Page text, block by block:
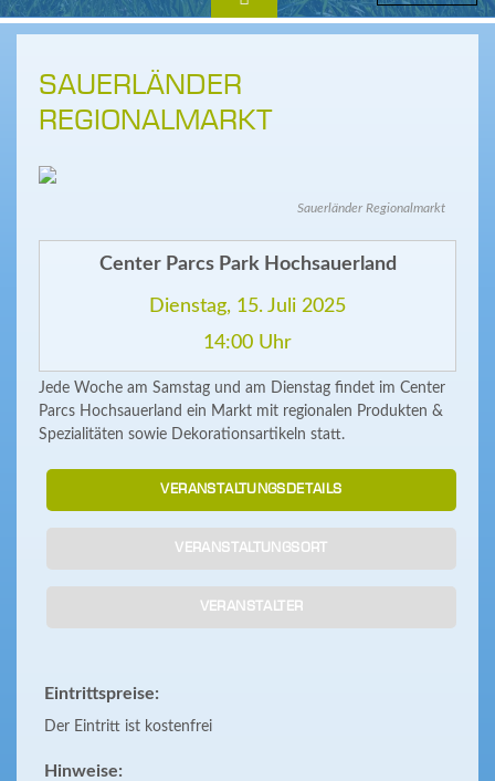
SAUERLÄNDER
REGIONALMARKT
Sauerländer Regionalmarkt
Center Parcs Park Hochsauerland
Dienstag, 15. Juli 2025
14:00 Uhr
Jede Woche am Samstag und am Dienstag findet im Center
Parcs Hochsauerland ein Markt mit regionalen Produkten &
Spezialitäten sowie Dekorationsartikeln statt.
VERANSTALTUNGSDETAILS
VERANSTALTUNGSORT
VERANSTALTER
Eintrittspreise:
Der Eintritt ist kostenfrei
Hinweise: